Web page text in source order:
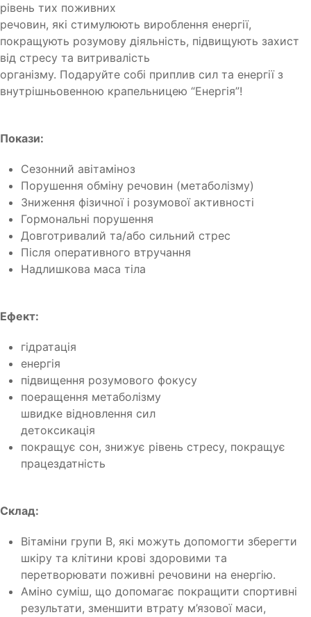
рівень тих поживних
речовин, які стимулюють вироблення енергії,
покращують розумову діяльність, підвищують захист
від стресу та витривалість
організму. Подаруйте собі приплив сил та енергії з
внутрішньовенною крапельницею “Енергія”!
Покази:
Сезонний авітаміноз
Порушення обміну речовин (метаболізму)
Зниження фізичної і розумової активності
Гормональні порушення
Довготривалий та/або сильний стрес
Після оперативного втручання
Надлишкова маса тіла
Ефект:
гідратація
енергія
підвищення розумового фокусу
поеращення метаболізму
швидке відновлення сил
детоксикація
покращує сон, знижує рівень стресу, покращує
працездатність
Склад:
Вітаміни групи В, які можуть допомогти зберегти
шкіру та клітини крові здоровими та
перетворювати поживні речовини на енергію.
Аміно суміш, що допомагає покращити спортивні
результати, зменшити втрату м’язової маси,